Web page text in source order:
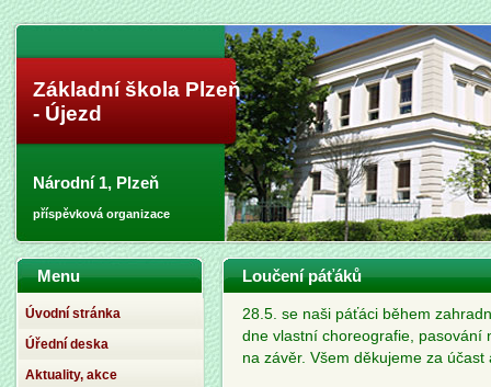
Základní škola Plzeň
- Újezd
Národní 1, Plzeň
příspěvková organizace
Loučení páťáků
28.5. se naši páťáci během
dne vlastní choreografie, pasování
na závěr. Všem děkujeme za
Menu
Úvodní stránka
Úřední deska
Aktuality, akce